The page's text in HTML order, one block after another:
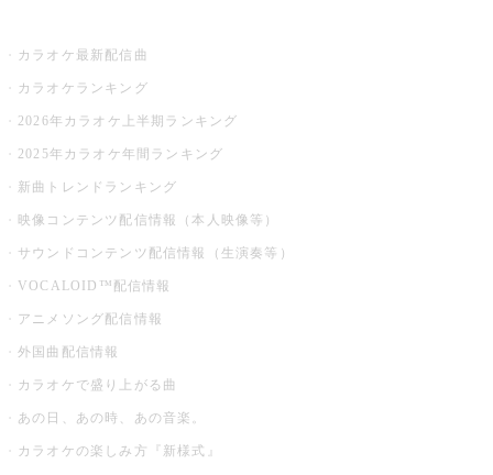
カラオケ最新配信曲
カラオケランキング
2026年カラオケ上半期ランキング
2025年カラオケ年間ランキング
新曲トレンドランキング
映像コンテンツ配信情報（本人映像等）
サウンドコンテンツ配信情報（生演奏等）
VOCALOID™配信情報
アニメソング配信情報
外国曲配信情報
カラオケで盛り上がる曲
あの日、あの時、あの音楽。
カラオケの楽しみ方『新様式』